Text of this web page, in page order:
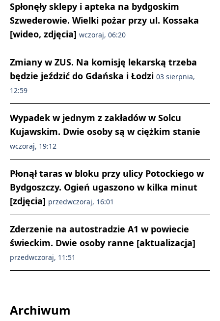
Spłonęły sklepy i apteka na bydgoskim
Szwederowie. Wielki pożar przy ul. Kossaka
[wideo, zdjęcia] wczoraj, 06:20
Zmiany w ZUS. Na komisję lekarską trzeba
będzie jeździć do Gdańska i Łodzi 03 sierpnia,
12:59
Wypadek w jednym z zakładów w Solcu
Kujawskim. Dwie osoby są w ciężkim stanie
wczoraj, 19:12
Płonął taras w bloku przy ulicy Potockiego w
Bydgoszczy. Ogień ugaszono w kilka minut
[zdjęcia] przedwczoraj, 16:01
Zderzenie na autostradzie A1 w powiecie
świeckim. Dwie osoby ranne [aktualizacja]
przedwczoraj, 11:51
Archiwum